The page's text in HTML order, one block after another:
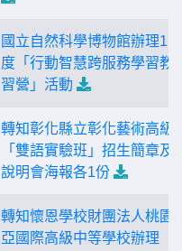
國立自然科學博物館辦理
度「行動智慧跨服務學習教
習營」活動
轉知彰化縣立彰化藝術高級
「雙語實驗班」招生簡章及
說明會海報各1份
轉知懷恩學校財團法人桃園
亞國際高級中等學校辦理「